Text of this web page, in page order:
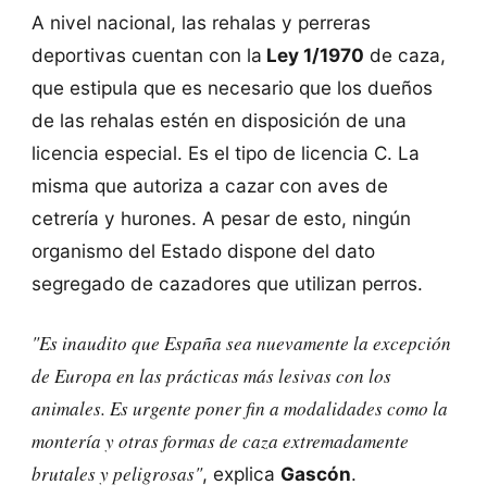
A nivel nacional, las rehalas y perreras
deportivas cuentan con la Ley 1/1970 de caza,
que estipula que es necesario que los dueños
de las rehalas estén en disposición de una
licencia especial. Es el tipo de licencia C. La
misma que autoriza a cazar con aves de
cetrería y hurones. A pesar de esto, ningún
organismo del Estado dispone del dato
segregado de cazadores que utilizan perros.
"Es inaudito que España sea nuevamente la excepción
de Europa en las prácticas más lesivas con los
animales. Es urgente poner fin a modalidades como la
montería y otras formas de caza extremadamente
brutales y peligrosas", explica Gascón.